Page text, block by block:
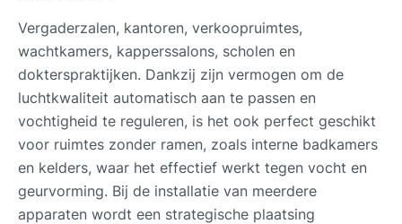
Vergaderzalen, kantoren, verkoopruimtes,
wachtkamers, kapperssalons, scholen en
dokterspraktijken. Dankzij zijn vermogen om de
luchtkwaliteit automatisch aan te passen en
vochtigheid te reguleren, is het ook perfect geschikt
voor ruimtes zonder ramen, zoals interne badkamers
en kelders, waar het effectief werkt tegen vocht en
geurvorming. Bij de installatie van meerdere
apparaten wordt een strategische plaatsing